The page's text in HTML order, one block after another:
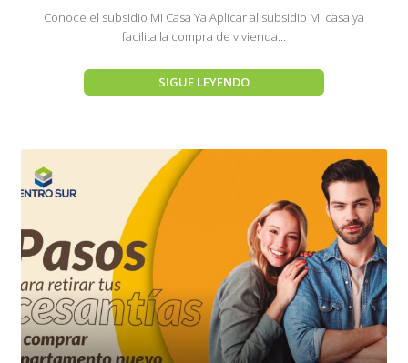
Conoce el subsidio Mi Casa Ya Aplicar al subsidio Mi casa ya
facilita la compra de vivienda...
SIGUE LEYENDO